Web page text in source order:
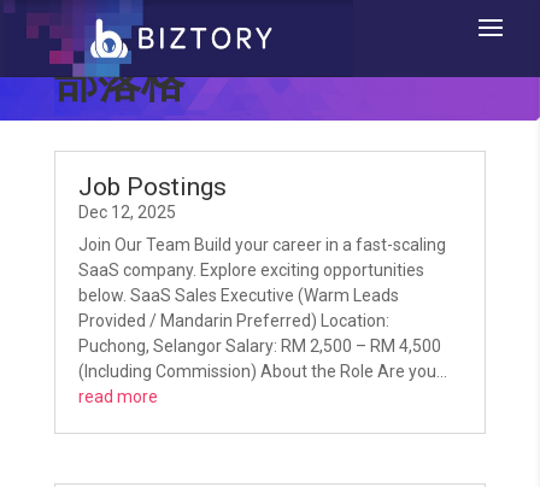
部落格
Job Postings
Dec 12, 2025
Join Our Team Build your career in a fast-scaling
SaaS company. Explore exciting opportunities
below. SaaS Sales Executive (Warm Leads
Provided / Mandarin Preferred) Location:
Puchong, Selangor Salary: RM 2,500 – RM 4,500
(Including Commission) About the Role Are you...
read more